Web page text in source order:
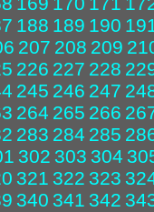
188 189 190
207 208 209
226 227 228
245 246 247
264 265 266
283 284 285
302 303 304
321 322 323
340 341 342